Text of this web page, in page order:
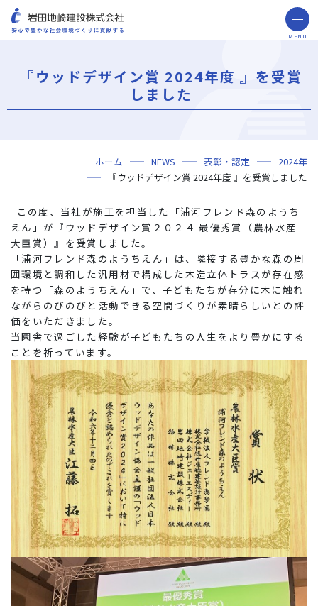
MENU
ごあいさつ
ミッション・ビジョン・社訓
会社概要
組織図
役員一覧
沿革
岩田地崎の歴史
事業所一覧
関連会社
プレスリリース
財務情報
岩田地崎建設のCM
3分でわかる岩田地崎建設
用途区分から探す
GISマップシステム
Niseko Project
プロジェクトレポート
技術・ソリューション
海外事業
NISEKO PROJECTS
閉じる
『ウッドデザイン賞 2024年度 』を受賞
しました
ホーム NEWS 表彰・認定
2024年
『ウッドデザイン賞 2024年度 』を受賞しました
この度、当社が施工を担当した「浦河フレンド森のようち
えん」が『ウッドデザイン賞２０２４ 最優秀賞（農林水産
大臣賞）』を受賞しました。
「浦河フレンド森のようちえん」は、隣接する豊かな森の周
囲環境と調和した汎用材で構成した木造立体トラスが存在感
を持つ「森のようちえん」で、子どもたちが存分に木に触れ
ながらのびのびと活動できる空間づくりが素晴らしいとの評
価をいただきました。
当園舎で過ごした経験が子どもたちの人生をより豊かにする
ことを祈っています。